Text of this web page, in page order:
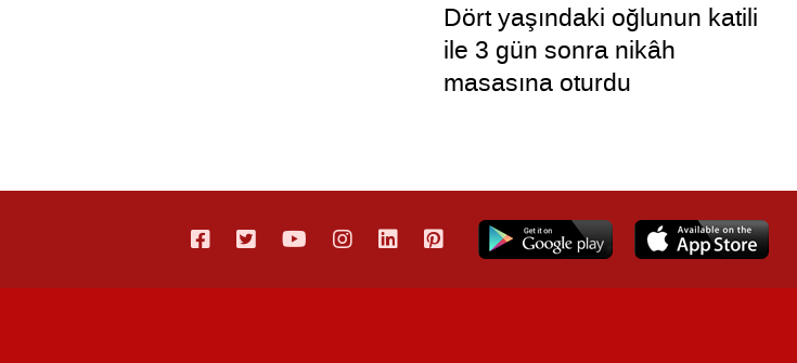
Dört yaşındaki oğlunun katili
ile 3 gün sonra nikâh
masasına oturdu